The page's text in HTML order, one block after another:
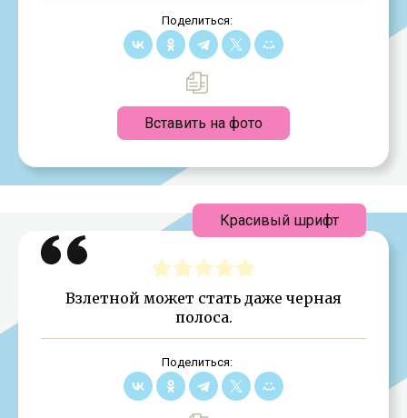
Поделиться:
Вставить на фото
Взлетной может стать даже черная
полоса.
Поделиться:
Красивый шрифт